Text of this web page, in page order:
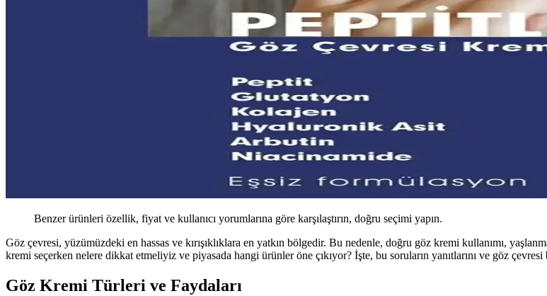
Benzer ürünleri özellik, fiyat ve kullanıcı yorumlarına göre karşılaştırın, doğru seçimi yapın.
Göz çevresi, yüzümüzdeki en hassas ve kırışıklıklara en yatkın bölgedir. Bu nedenle, doğru göz kremi kullanımı,
kremi seçerken nelere dikkat etmeliyiz ve piyasada hangi ürünler öne çıkıyor? İşte, bu soruların yanıtlarını ve göz çevresi
Göz Kremi Türleri ve Faydaları